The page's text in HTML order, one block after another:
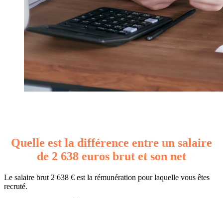
Quelle est la différence entre un salaire
de 2 638 euros brut et son net
Le salaire brut 2 638 € est la rémunération pour laquelle vous êtes
recruté.